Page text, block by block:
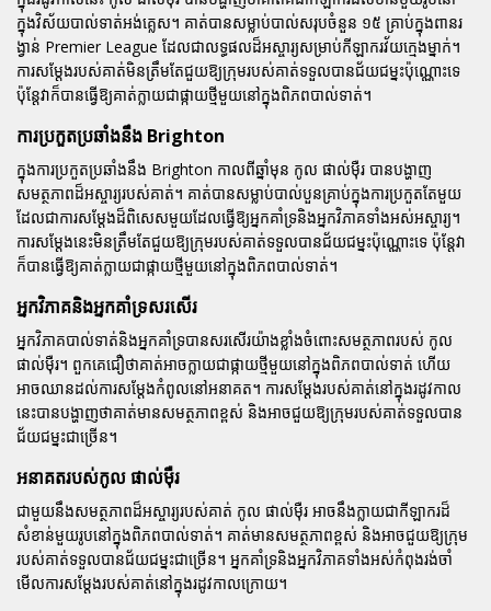
ក្នុងវិស័យបាល់ទាត់អង់គ្លេស។ គាត់បានសម្លាប់បាល់សរុបចំនួន ១៥ គ្រាប់ក្នុងពានរ
ង្វាន់ Premier League ដែលជាលទ្ធផលដ៏អស្ចារ្យសម្រាប់កីឡាករវ័យក្មេងម្នាក់។
ការសម្តែងរបស់គាត់មិនត្រឹមតែជួយឱ្យក្រុមរបស់គាត់ទទួលបានជ័យជម្នះប៉ុណ្ណោះទេ
ប៉ុន្តែវាក៏បានធ្វើឱ្យគាត់ក្លាយជាផ្កាយថ្មីមួយនៅក្នុងពិភពបាល់ទាត់។
ការប្រកួតប្រឆាំងនឹង Brighton
ក្នុងការប្រកួតប្រឆាំងនឹង Brighton កាលពីឆ្នាំមុន កូល ផាល់ម៉ឺរ បានបង្ហាញ
សមត្ថភាពដ៏អស្ចារ្យរបស់គាត់។ គាត់បានសម្លាប់បាល់បួនគ្រាប់ក្នុងការប្រកួតតែមួយ
ដែលជាការសម្តែងដ៏ពិសេសមួយដែលធ្វើឱ្យអ្នកគាំទ្រនិងអ្នកវិភាគទាំងអស់អស្ចារ្យ។
ការសម្តែងនេះមិនត្រឹមតែជួយឱ្យក្រុមរបស់គាត់ទទួលបានជ័យជម្នះប៉ុណ្ណោះទេ ប៉ុន្តែវា
ក៏បានធ្វើឱ្យគាត់ក្លាយជាផ្កាយថ្មីមួយនៅក្នុងពិភពបាល់ទាត់។
អ្នកវិភាគនិងអ្នកគាំទ្រសរសើរ
អ្នកវិភាគបាល់ទាត់និងអ្នកគាំទ្របានសរសើរយ៉ាងខ្លាំងចំពោះសមត្ថភាពរបស់ កូល
ផាល់ម៉ឺរ។ ពួកគេជឿថាគាត់អាចក្លាយជាផ្កាយថ្មីមួយនៅក្នុងពិភពបាល់ទាត់ ហើយ
អាចឈានដល់ការសម្តែងកំពូលនៅអនាគត។ ការសម្តែងរបស់គាត់នៅក្នុងរដូវកាល
នេះបានបង្ហាញថាគាត់មានសមត្ថភាពខ្ពស់ និងអាចជួយឱ្យក្រុមរបស់គាត់ទទួលបាន
ជ័យជម្នះជាច្រើន។
អនាគតរបស់កូល ផាល់ម៉ឺរ
ជាមួយនឹងសមត្ថភាពដ៏អស្ចារ្យរបស់គាត់ កូល ផាល់ម៉ឺរ អាចនឹងក្លាយជាកីឡាករដ៏
សំខាន់មួយរូបនៅក្នុងពិភពបាល់ទាត់។ គាត់មានសមត្ថភាពខ្ពស់ និងអាចជួយឱ្យក្រុម
របស់គាត់ទទួលបានជ័យជម្នះជាច្រើន។ អ្នកគាំទ្រនិងអ្នកវិភាគទាំងអស់កំពុងរង់ចាំ
មើលការសម្តែងរបស់គាត់នៅក្នុងរដូវកាលក្រោយ។